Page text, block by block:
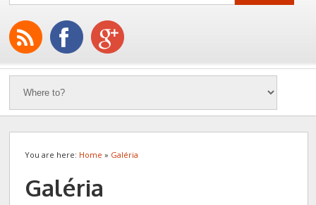
You are here: Home » Galéria
Galéria